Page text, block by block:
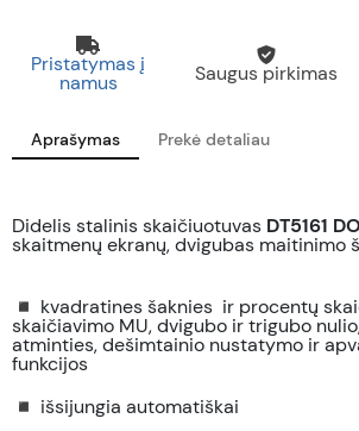
Pristatymas į
namus Saugus pirkimas
Aprašymas Prekė detaliau
Didelis stalinis skaičiuotuvas DT5161
skaitmenų ekranų, dvigubas maitinimo
◾ kvadratines šaknies ir procentų
skaičiavimo MU, dvigubo ir trigubo
atminties, dešimtainio nustatymo ir
funkcijos
◾ išsijungia automatiškai